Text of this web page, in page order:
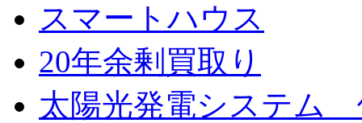
スマートハウス
20年余剰買取り
太陽光発電システム